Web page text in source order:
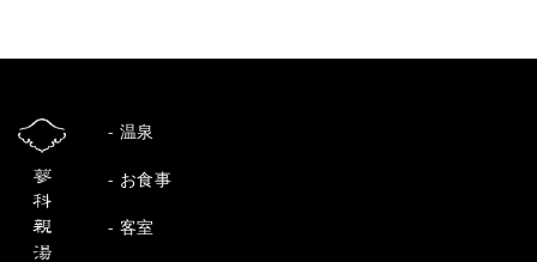
温泉
お食事
客室